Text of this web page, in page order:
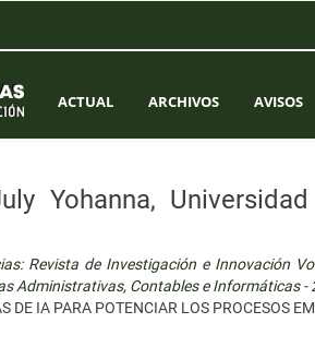
ACTUAL ARCHIVOS AVISOS
Yohanna,
Revista de Investigación e Innovación
Administrativas, Contables e Informáticas -
DE IA PARA POTENCIAR LOS PROCESOS